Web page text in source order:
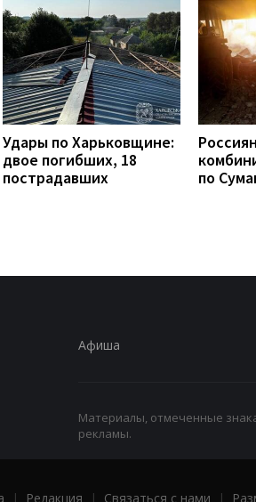
Удары по Харьковщине:
двое погибших, 18
пострадавших
по
Афиша
Материалы, отмеченные
рекламы.
| Редакция | Связаться с нами |